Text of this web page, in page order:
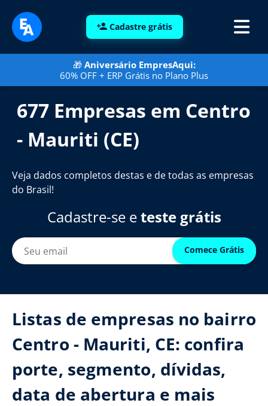
Cadastre grátis
🎁 Aniversário EmpresAqui:
60% OFF + ERP Grátis no Plano Plus
677 Empresas em Centro
- Mauriti (CE)
Veja dados completos destas e de todas as empresas
do Brasil!
Cadastre-se eteste grátis
Comece Grátis
Listas de empresas no bairro
Centro - Mauriti, CE: confira
porte, segmento, dívidas,
data de abertura e mais